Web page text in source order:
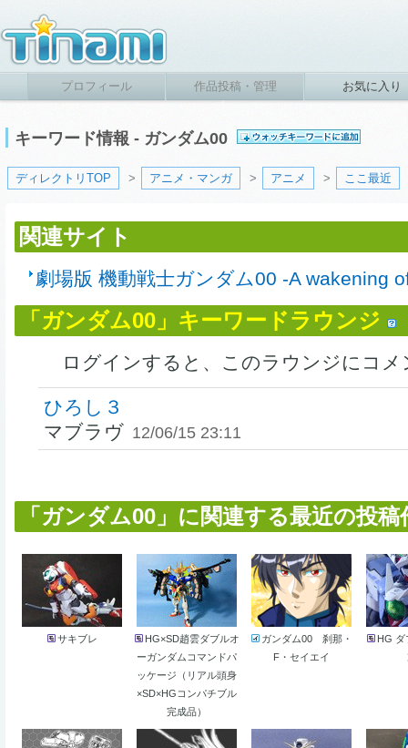
プロフィール 作品投稿・管理 お気に入り
キーワード情報 - ガンダム00
ディレクトリTOP > アニメ・マンガ > アニメ > ここ最近
関連サイト
劇場版 機動戦士ガンダム00 -A wakening
「ガンダム00」キーワードラウンジ
ログインすると、このラウンジにコ
ひろし３
マブラヴ 12/06/15 23:11
「ガンダム00」に関連する最近の投稿
サキブレ
HG×SD趙雲ダブルオ
ーガンダムコマンドパ
ッケージ（リアル頭身
×SD×HGコンパチブル
完成品）
ガンダム00 刹那・
F・セイエイ
HG ダ